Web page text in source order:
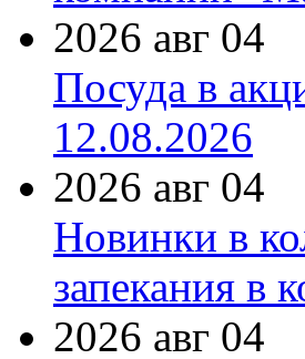
2026 авг 04
Посуда в
12.08.2026
2026 авг 04
Новинки в
запекания
2026 авг 04